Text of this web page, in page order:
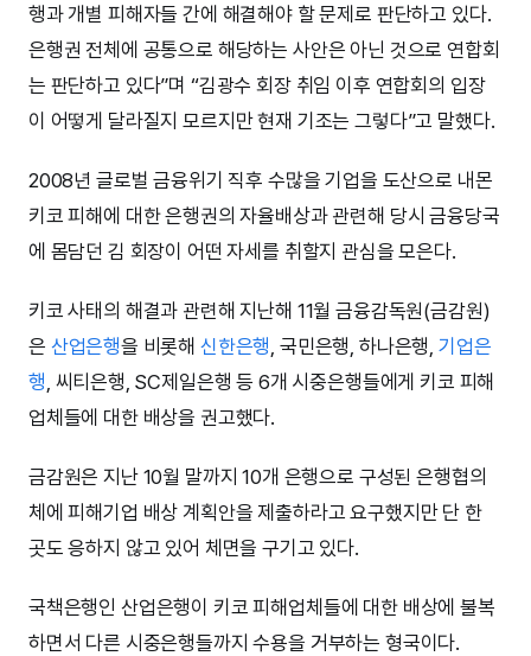
행과 개별 피해자들 간에 해결해야 할 문제로 판단하고 있다.
은행권 전체에 공통으로 해당하는 사안은 아닌 것으로 연합회
는 판단하고 있다”며 “김광수 회장 취임 이후 연합회의 입장
이 어떻게 달라질지 모르지만 현재 기조는 그렇다”고 말했다.
2008년 글로벌 금융위기 직후 수많을 기업을 도산으로 내몬
키코 피해에 대한 은행권의 자율배상과 관련해 당시 금융당국
에 몸담던 김 회장이 어떤 자세를 취할지 관심을 모은다.
키코 사태의 해결과 관련해 지난해 11월 금융감독원(금감원)
은 산업은행을 비롯해 신한은행 , 국민은행, 하나은행, 기업은
행 , 씨티은행, SC제일은행 등 6개 시중은행들에게 키코 피해
업체들에 대한 배상을 권고했다.
금감원은 지난 10월 말까지 10개 은행으로 구성된 은행협의
체에 피해기업 배상 계획안을 제출하라고 요구했지만 단 한
곳도 응하지 않고 있어 체면을 구기고 있다.
국책은행인 산업은행이 키코 피해업체들에 대한 배상에 불복
하면서 다른 시중은행들까지 수용을 거부하는 형국이다.